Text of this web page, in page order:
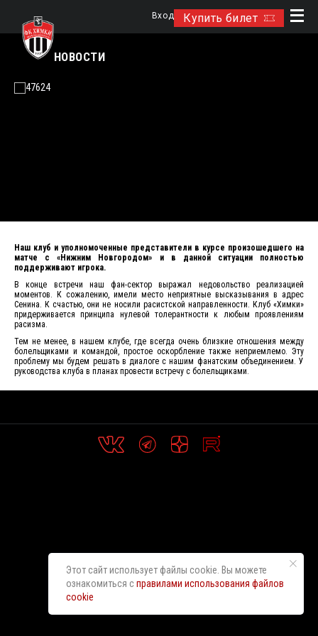
Купить билет
Вход
НОВОСТИ
Наш клуб и уполномоченные представители в курсе произошедшего на
матче с «Нижним Новгородом» и в данной ситуации полностью
поддерживают игрока.
В конце встречи наш фан-сектор выражал недовольство реализацией
моментов. К сожалению, имели место неприятные высказывания в адрес
Сенина. К счастью, они не носили расистской направленности. Клуб «Химки»
придерживается принципа нулевой толерантности к любым проявлениям
расизма.
Тем не менее, в нашем клубе, где всегда очень близкие отношения между
болельщиками и командой, простое оскорбление также неприемлемо. Эту
проблему мы будем решать в диалоге с нашим фанатским объединением. У
руководства клуба в планах провести встречу с болельщиками.
Этот сайт использует файлы cookie. Вы можете
ознакомиться справилами использования файлов
cookie